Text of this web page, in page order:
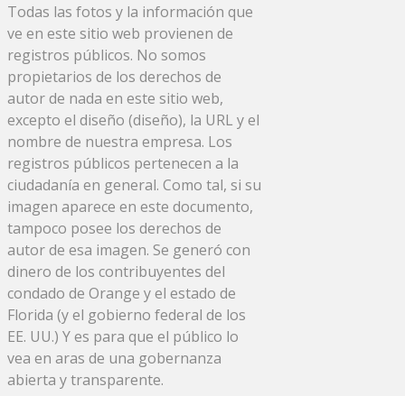
Todas las fotos y la información que
ve en este sitio web provienen de
registros públicos. No somos
propietarios de los derechos de
autor de nada en este sitio web,
excepto el diseño (diseño), la URL y el
nombre de nuestra empresa. Los
registros públicos pertenecen a la
ciudadanía en general. Como tal, si su
imagen aparece en este documento,
tampoco posee los derechos de
autor de esa imagen. Se generó con
dinero de los contribuyentes del
condado de Orange y el estado de
Florida (y el gobierno federal de los
EE. UU.) Y es para que el público lo
vea en aras de una gobernanza
abierta y transparente.